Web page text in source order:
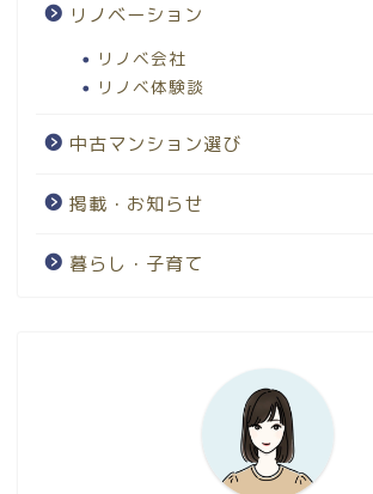
リノベーション
リノベ会社
リノベ体験談
中古マンション選び
掲載・お知らせ
暮らし・子育て